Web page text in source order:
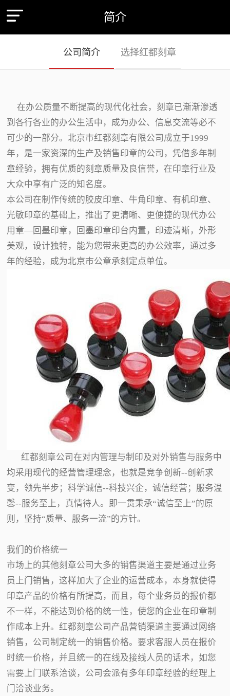
简介
公司简介 选择红都刻章
在办公质量不断提高的现代化社会，刻章已渐渐渗透
到各行各业的办公生活中，成为办公、信息交流等必不
可少的一部分。北京市红都刻章有限公司成立于1999
年，是一家资深的生产及销售印章的公司，凭借多年制
章经验，拥有优质的刻章质量及良信誉，在印章行业及
大众中享有广泛的知名度。
本公司在制作传统的胶皮印章、牛角印章、有机印章、
光敏印章的基础上，推出了更清晰、更便捷的现代办公
用章—回墨印章，回墨印章印台内置，印迹清晰，外形
美观，设计独特，能为您带来更高的办公效率，通过多
年的经验，成为北京市公章承刻定点单位。
红都刻章公司在对内管理与制印及对外销售与服务中
均采用现代的经营管理理念，也就是竞争创新--创新求
变，领先半步；科学诚信--科技兴企，诚信经营；服务温
馨--服务至上，真情待人。即一贯秉承“诚信至上”的原
则，坚持“质量、服务一流”的方针。
我们的价格统一
市场上的其他刻章公司大多的销售渠道主要是通过业务
员上门销售，这样加大了企业的运营成本，本身就使得
印章产品的价格有所提高，而且，每个业务员的报价都
不一样，不能达到价格的统一性，使您的企业在印章制
作成本上升。红都刻章公司产品营销渠道主要通过网络
销售，公司制定统一的销售价格。要求客服人员在报价
时统一价格，并且统一的在线及接线人员的话术，如您
需要上门联系洽谈，公司会派有多年印章经验的经理上
门洽谈业务。